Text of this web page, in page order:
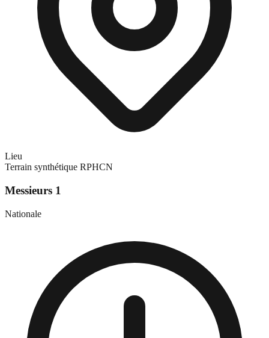
Lieu
Terrain synthétique RPHCN
Messieurs 1
Nationale